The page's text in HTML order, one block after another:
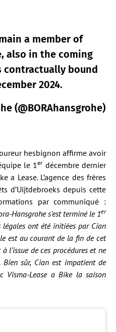
a member of
also in the coming
contractually bound
2024.
(@BORAhansgrohe)
hesbignon affirme avoir
le 1er décembre dernier
a Lease. L’agence des frères
d’Uijtdebroeks depuis cette
par communiqué :
Hansgrohe s’est terminé le 1er
légales ont été initiées par Cian
est au courant de la fin de cet
l’issue de ces procédures et ne
sûr, Cian est impatient de
Visma-Lease a Bike la saison